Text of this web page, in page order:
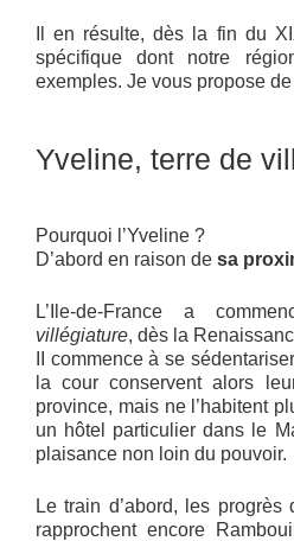
Il en résulte, dès la fin du
spécifique dont notre
exemples. Je vous propose
Yveline, terre de
Pourquoi l’Yveline ?
D’abord en raison de sa
L’Ile-de-France a
villégiature, dès la
II commence à se
la cour conservent alors
province, mais ne l’habitent
un hôtel particulier dans le
plaisance non loin du pouvoir.
Le train d’abord, les progrès
rapprochent encore